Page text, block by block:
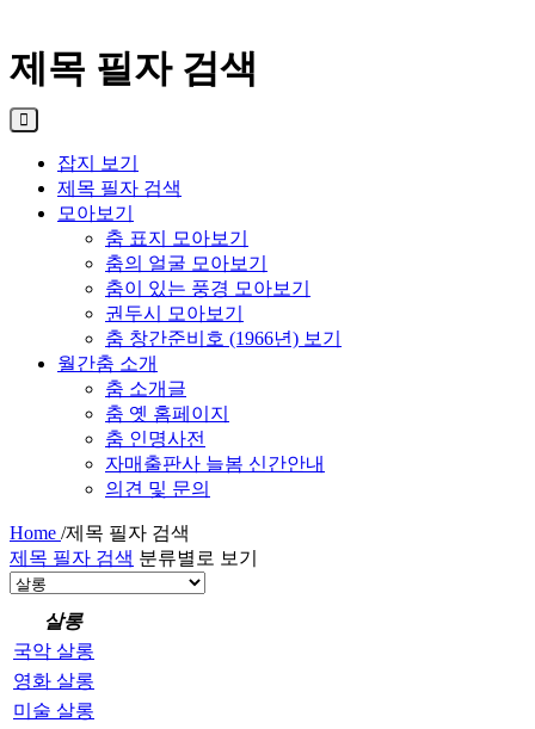
제목 필자 검색
잡지 보기
제목 필자 검색
모아보기
춤 표지 모아보기
춤의 얼굴 모아보기
춤이 있는 풍경 모아보기
권두시 모아보기
춤 창간준비호 (1966년) 보기
월간춤 소개
춤 소개글
춤 옛 홈페이지
춤 인명사전
자매출판사 늘봄 신간안내
의견 및 문의
Home /제목 필자 검색
제목 필자 검색 분류별로 보기
살롱
국악 살롱
영화 살롱
미술 살롱